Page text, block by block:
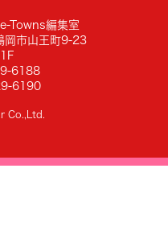
Towns編集室
市山王町9-23
6188
6190
Co.,Ltd.